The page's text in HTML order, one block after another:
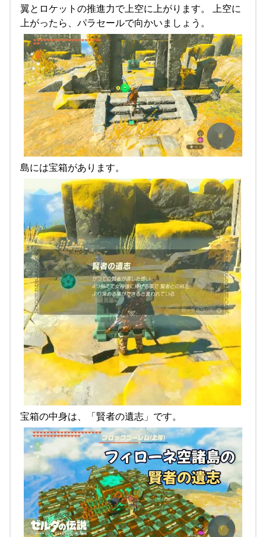
翼とロケットの推進力で上空に上がります。 上空に
上がったら、パラセールで向かいましょう。
島には宝箱があります。
宝箱の中身は、「賢者の遺志」です。